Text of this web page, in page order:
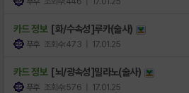
카드 정보 [화/수속성]루카(술사)
푸후 조회수:473 | 17.01.25
카드 정보 [뇌/광속성]밀라노(술사)
푸후 조회수:576 | 17.01.25